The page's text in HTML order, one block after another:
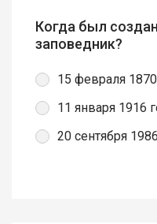
Когда был
заповедник?
15 февраля 1870
11 января 1916
20 сентября